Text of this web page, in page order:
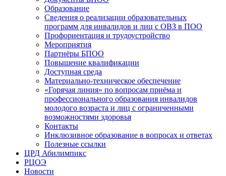
Образование
Сведения о реализации образовательных
программ для инвалидов и лиц с ОВЗ в ПОО
Профориентация и трудоустройство
Мероприятия
Партнёры БПОО
Повышение квалификации
Доступная среда
Материально-техническое обеспечение
«Горячая линия» по вопросам приёма и
профессионального образования инвалидов
молодого возраста и лиц с ограниченными
возможностями здоровья
Контакты
Инклюзивное образование в вопросах и ответах
Полезные ссылки
ЦРД Абилимпикс
РЦОЭ
Новости